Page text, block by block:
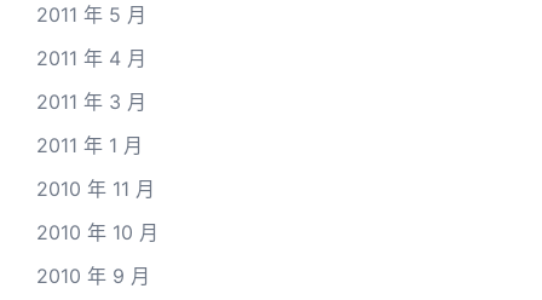
2011 年 5 月
2011 年 4 月
2011 年 3 月
2011 年 1 月
2010 年 11 月
2010 年 10 月
2010 年 9 月